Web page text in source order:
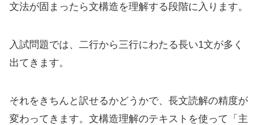
文法が固まったら文構造を理解する段階に入ります。
入試問題では、二行から三行にわたる長い1文が多く
出てきます。
それをきちんと訳せるかどうかで、長文読解の精度が
変わってきます。文構造理解のテキストを使って「主